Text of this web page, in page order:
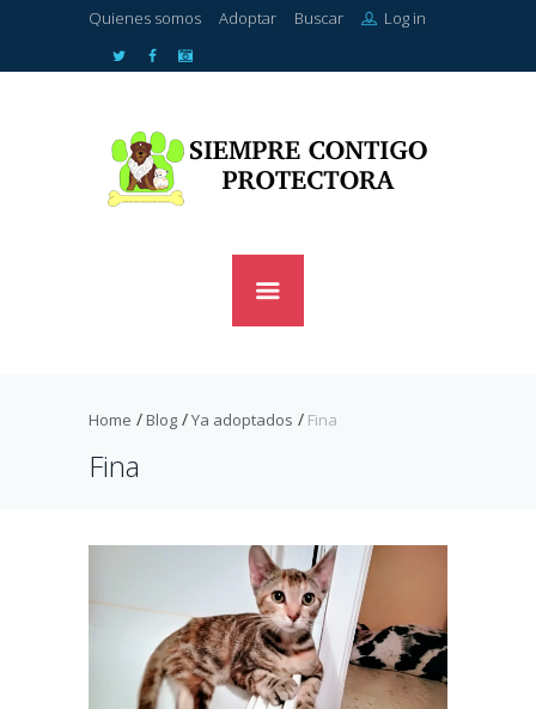
Quienes somos Adoptar Buscar Log in
Home Blog Ya adoptados Fina
Fina